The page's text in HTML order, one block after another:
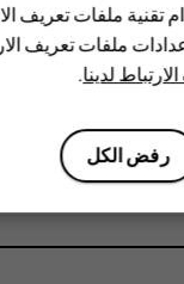
تريد تحديده، واتبع
ملفات تعريف
ملفات تعريف
لدينا.
رفض الكل